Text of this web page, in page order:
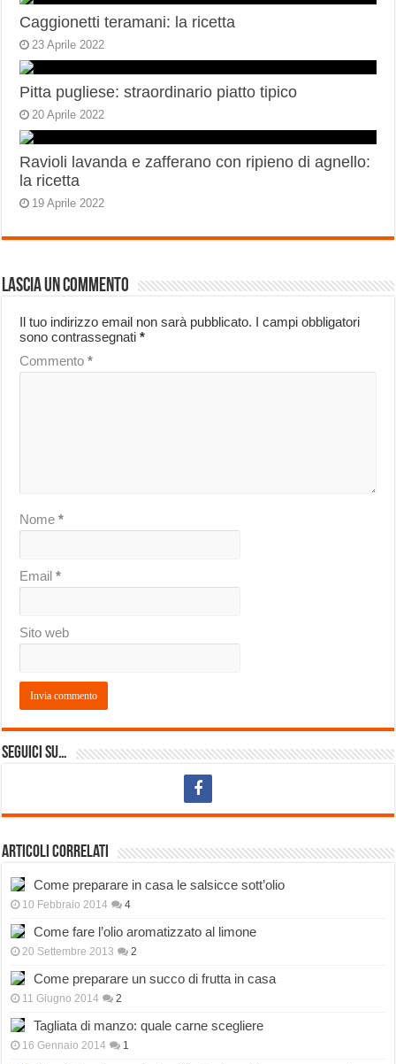
Caggionetti teramani: la ricetta
23 Aprile 2022
Pitta pugliese: straordinario piatto tipico
20 Aprile 2022
Ravioli lavanda e zafferano con ripieno di agnello:
la ricetta
19 Aprile 2022
Lascia un commento
Il tuo indirizzo email non sarà pubblicato. I campi obbligatori
sono contrassegnati*
Commento*
Nome*
Email*
Sito web
Seguici su…
Articoli correlati
Come preparare in casa le salsicce sott’olio
10 Febbraio 2014 4
Come fare l’olio aromatizzato al limone
20 Settembre 2013 2
Come preparare un succo di frutta in casa
11 Giugno 2014 2
Tagliata di manzo: quale carne scegliere
16 Gennaio 2014 1